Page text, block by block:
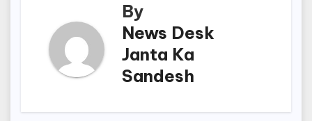
By
News Desk
Janta Ka
Sandesh